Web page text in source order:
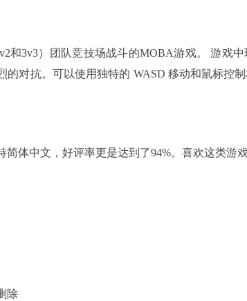
和3v3）团队竞技场战斗的MOBA游戏。 游戏
的对抗。可以使用独特的 WASD 移动和鼠标控
简体中文，好评率更是达到了94%。喜欢这类游
除